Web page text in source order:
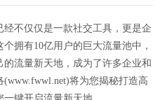
不仅仅是一款社交工具，更是企
拥有10亿用户的巨大流量池中，
流量新天地，成为了许多企业和
将为您揭秘打造高